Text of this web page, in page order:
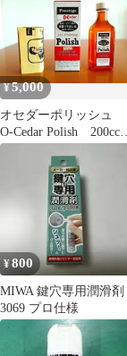
¥5,000
オセダーポリッシュ
O-Cedar Polish 200ccボ
トル
¥800
MIWA 鍵穴専用潤滑剤
3069 プロ仕様